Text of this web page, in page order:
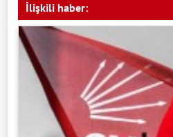
İlişkili haber: